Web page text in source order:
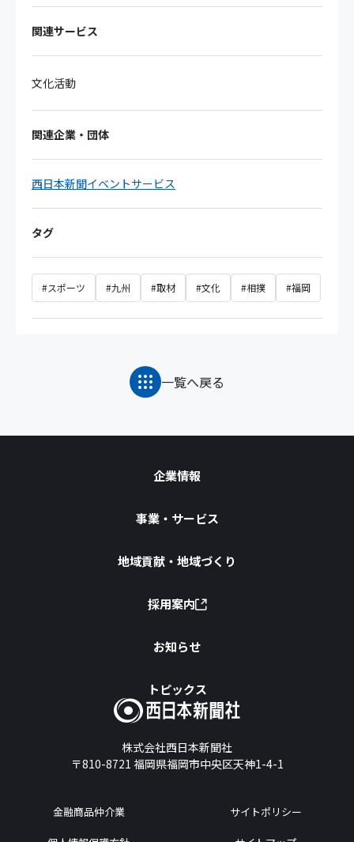
関連サービス
文化活動
関連企業・団体
西日本新聞イベントサービス
タグ
#スポーツ #九州 #取材 #文化 #相撲 #福岡
一覧へ戻る
株式会社西日本新聞社
〒810-8721 福岡県福岡市中央区天神1-4-1
企業情報
事業・サービス
地域貢献・地域づくり
採用案内
お知らせ
トピックス
金融商品仲介業 サイトポリシー